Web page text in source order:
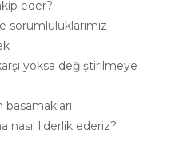
eder?
sorumluluklarımız
yoksa değiştirilmeye
nasıl liderlik ederiz?